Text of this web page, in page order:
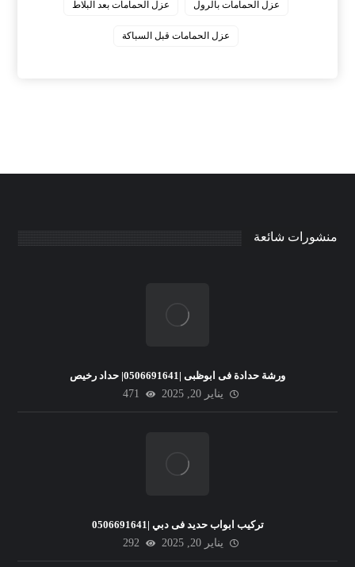
عزل الحمامات بالرول عزل الحمامات بعد البلاط
عزل الحمامات قبل السباكة
منشورات شائعة
ورشة حدادة فى ابوظبى |0506691641| حداد رخيص
يناير 20, 2025
471
تركيب ابواب حديد فى دبي |0506691641
يناير 20, 2025
292